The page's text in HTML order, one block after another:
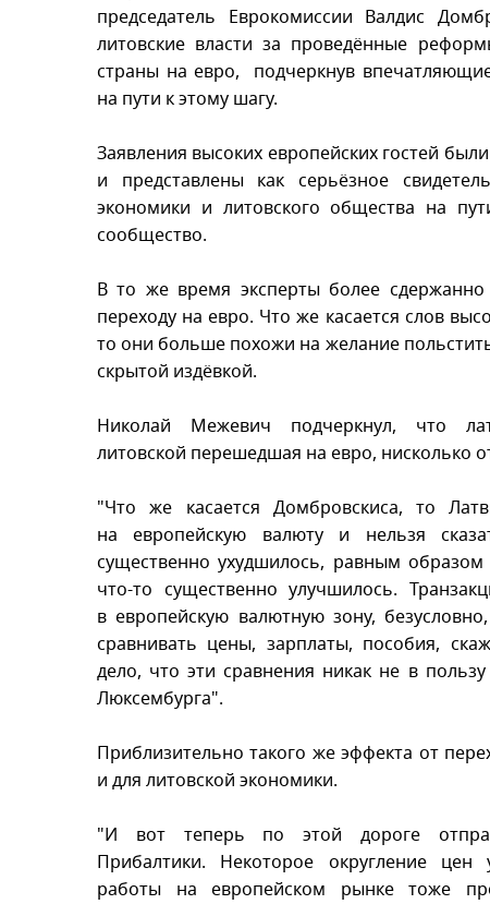
председатель Еврокомиссии Валдис
литовские власти за проведённые
страны на евро, подчеркнув
на пути к этому шагу.
Заявления высоких европейских гостей
и представлены как серьёзное
экономики и литовского общества на
сообщество.
В то же время эксперты более
переходу на евро. Что же касается слов
то они больше похожи на желание
скрытой издёвкой.
Николай Межевич подчеркнул, что
литовской перешедшая на евро, нисколько
"Что же касается Домбровскиса, то
на европейскую валюту и нельзя
существенно ухудшилось, равным образом
что-то существенно улучшилось.
в европейскую валютную зону,
сравнивать цены, зарплаты, пособия,
дело, что эти сравнения никак не в
Люксембурга".
Приблизительно такого же эффекта от
и для литовской экономики.
"И вот теперь по этой дороге
Прибалтики. Некоторое округление
работы на европейском рынке тоже